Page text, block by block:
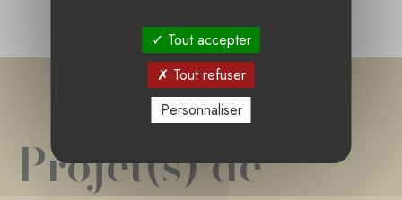
Projet(s) de
Tout accepter
Tout refuser
Personnaliser